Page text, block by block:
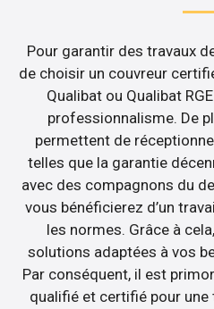
Pour garantir des travaux
de choisir un couvreur
Qualibat ou Qualibat
professionnalisme. De
permettent de
telles que la garantie
avec des compagnons du
vous bénéficierez d’un
les normes. Grâce à
solutions adaptées à vos
Par conséquent, il est
qualifié et certifié pour